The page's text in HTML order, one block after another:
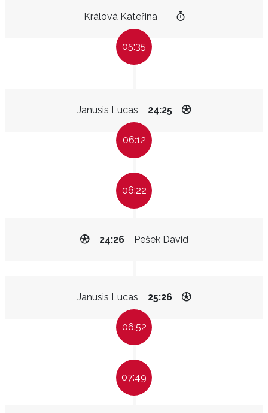
Králová Kateřina
05:35
Janusis Lucas 24:25
06:12
06:22
Pešek David
24:26
Janusis Lucas 25:26
06:52
07:49